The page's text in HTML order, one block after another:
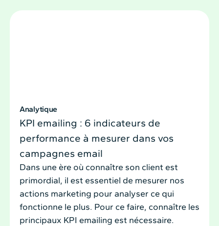
Analytique
KPI emailing : 6 indicateurs de
performance à mesurer dans vos
campagnes email
Dans une ère où connaître son client est
primordial, il est essentiel de mesurer nos
actions marketing pour analyser ce qui
fonctionne le plus. Pour ce faire, connaître les
principaux KPI emailing est nécessaire.